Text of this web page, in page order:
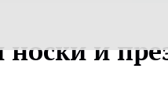
и